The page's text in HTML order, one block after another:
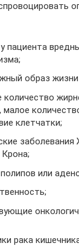
пациента
образ
количество
малое
клетчатки;
или
рака